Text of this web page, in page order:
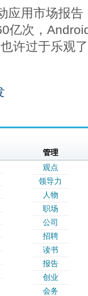
应用市场报
亿次，
许过于乐观
管理
观点
领导力
人物
职场
公司
招聘
读书
报告
创业
会务